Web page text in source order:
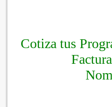
Cotiza tus